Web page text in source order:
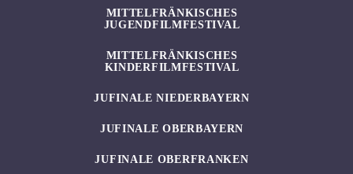
MITTELFRÄNKISCHES
JUGENDFILMFESTIVAL
MITTELFRÄNKISCHES
KINDERFILMFESTIVAL
JUFINALE NIEDERBAYERN
JUFINALE OBERBAYERN
JUFINALE OBERFRANKEN